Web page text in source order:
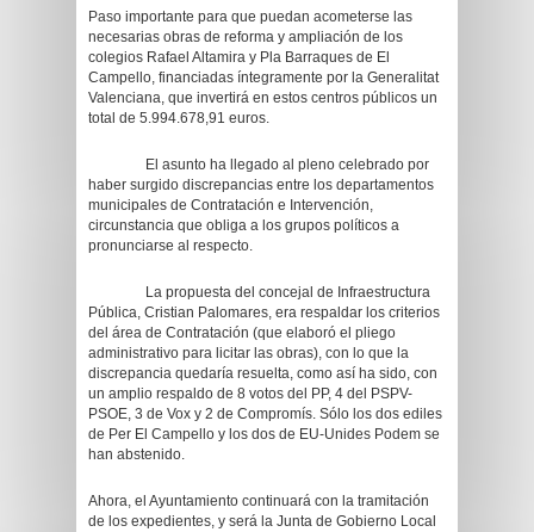
Paso importante para que puedan acometerse las
necesarias obras de reforma y ampliación de los
colegios Rafael Altamira y Pla Barraques de El
Campello, financiadas íntegramente por la Generalitat
Valenciana, que invertirá en estos centros públicos un
total de 5.994.678,91 euros.
El asunto ha llegado al pleno celebrado por
haber surgido discrepancias entre los departamentos
municipales de Contratación e Intervención,
circunstancia que obliga a los grupos políticos a
pronunciarse al respecto.
La propuesta del concejal de Infraestructura
Pública, Cristian Palomares, era respaldar los criterios
del área de Contratación (que elaboró el pliego
administrativo para licitar las obras), con lo que la
discrepancia quedaría resuelta, como así ha sido, con
un amplio respaldo de 8 votos del PP, 4 del PSPV-
PSOE, 3 de Vox y 2 de Compromís. Sólo los dos ediles
de Per El Campello y los dos de EU-Unides Podem se
han abstenido.
Ahora, el Ayuntamiento continuará con la tramitación
de los expedientes, y será la Junta de Gobierno Local